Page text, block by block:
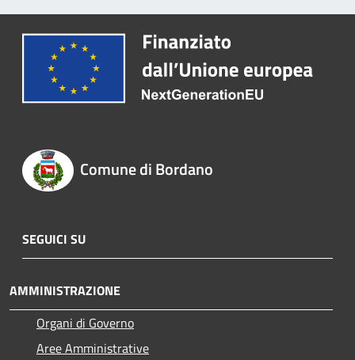
Comune di Bordano
SEGUICI SU
AMMINISTRAZIONE
Organi di Governo
Aree Amministrative